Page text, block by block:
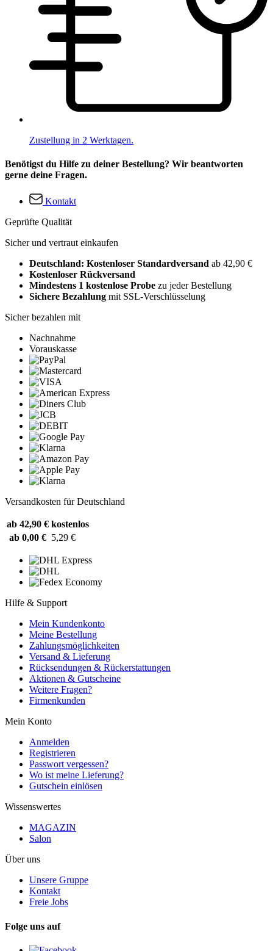
Zustellung in 2 Werktagen.
Benötigst du Hilfe zu deiner Bestellung? Wir beantworten
gerne deine Fragen.
Kontakt
Geprüfte Qualität
Sicher und vertraut einkaufen
Deutschland: Kostenloser Standardversand ab 42,90 €
Kostenloser Rückversand
Mindestens 1 kostenlose Probe zu jeder Bestellung
Sichere Bezahlung mit SSL-Verschlüsselung
Sicher bezahlen mit
Nachnahme
Vorauskasse
Versandkosten für Deutschland
ab 42,90 € kostenlos
ab 0,00 € 5,29 €
Hilfe & Support
Mein Kundenkonto
Meine Bestellung
Zahlungsmöglichkeiten
Versand & Lieferung
Rücksendungen & Rückerstattungen
Aktionen & Gutscheine
Weitere Fragen?
Firmenkunden
Mein Konto
Anmelden
Registrieren
Passwort vergessen?
Wo ist meine Lieferung?
Gutschein einlösen
Wissenswertes
MAGAZIN
Salon
Über uns
Unsere Gruppe
Kontakt
Freie Jobs
Folge uns auf